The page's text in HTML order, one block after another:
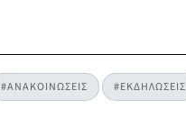
#ΑΝΑΚΟΙΝΩΣΕΙΣ #ΕΚΔΗΛΩΣΕΙΣ